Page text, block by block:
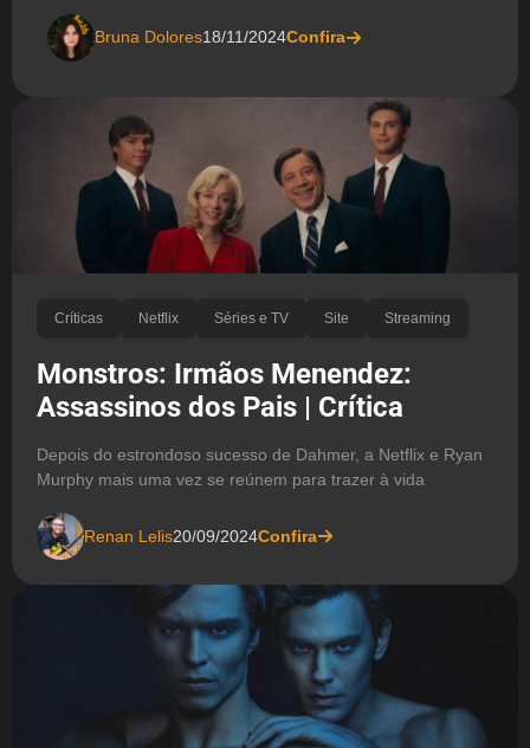
Bruna Dolores18/11/2024Confira
Críticas Netflix Séries e TV Site Streaming
Monstros: Irmãos Menendez:
Assassinos dos Pais | Crítica
Depois do estrondoso sucesso de Dahmer, a Netflix e Ryan
Murphy mais uma vez se reúnem para trazer à vida
Renan Lelis20/09/2024Confira